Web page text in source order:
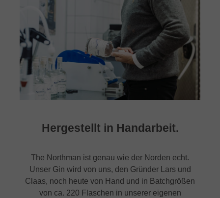
Hergestellt in Handarbeit.
The Northman ist genau wie der Norden echt.
Unser Gin wird von uns, den Gründer Lars und
Claas, noch heute von Hand und in Batchgrößen
von ca. 220 Flaschen in unserer eigenen